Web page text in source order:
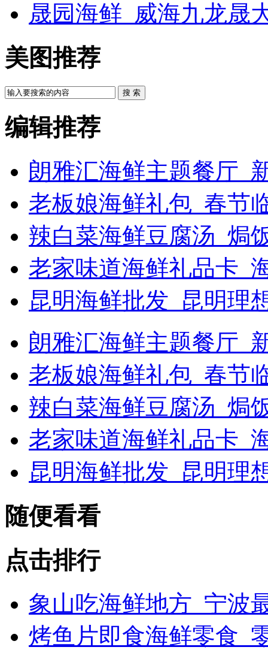
晟园海鲜_威海九龙晟
美图推荐
搜 索
编辑推荐
朗雅汇海鲜主题餐厅_
老板娘海鲜礼包_春节
辣白菜海鲜豆腐汤_焗
老家味道海鲜礼品卡_
昆明海鲜批发_昆明理
朗雅汇海鲜主题餐厅_
老板娘海鲜礼包_春节
辣白菜海鲜豆腐汤_焗
老家味道海鲜礼品卡_
昆明海鲜批发_昆明理
随便看看
点击排行
象山吃海鲜地方_宁波
烤鱼片即食海鲜零食_